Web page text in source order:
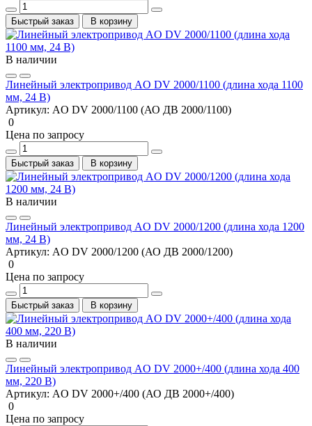
Быстрый заказ В корзину
В наличии
Линейный электропривод AO DV 2000/1100 (длина хода 1100
мм, 24 В)
Артикул: AO DV 2000/1100 (АО ДВ 2000/1100)
0
Цена по запросу
Быстрый заказ В корзину
В наличии
Линейный электропривод AO DV 2000/1200 (длина хода 1200
мм, 24 В)
Артикул: AO DV 2000/1200 (АО ДВ 2000/1200)
0
Цена по запросу
Быстрый заказ В корзину
В наличии
Линейный электропривод AO DV 2000+/400 (длина хода 400
мм, 220 В)
Артикул: AO DV 2000+/400 (АО ДВ 2000+/400)
0
Цена по запросу